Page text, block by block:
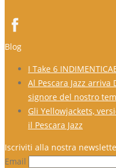
Blog
I Take 6
Al Pescara Jazz
signore del nostro
Gli Yellowjackets,
il Pescara Jazz
Iscriviti alla nostra
Email